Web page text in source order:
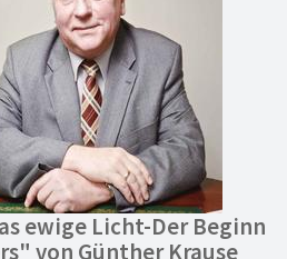
ewige Licht-Der Beginn
von Günther Krause